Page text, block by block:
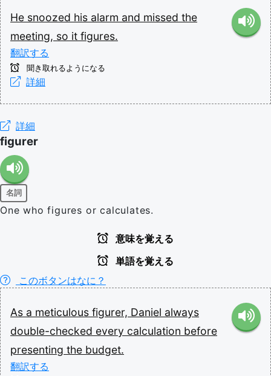
He snoozed his alarm and missed the
meeting, so it figures.
翻訳する
聞き取れるようになる
詳細
詳細
figurer
名詞
One who figures or calculates.
意味を覚える
単語を覚える
このボタンはなに？
As a meticulous figurer, Daniel always
double-checked every calculation before
presenting the budget.
翻訳する